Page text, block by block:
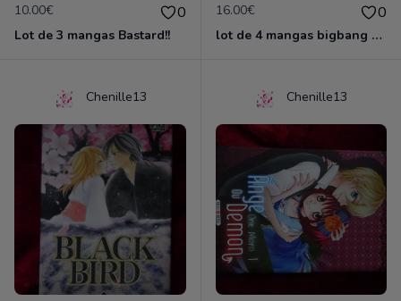
10.00€ 0
Lot de 3 mangas Bastard!!
16.00€ 0
lot de 4 mangas bigbang venus
Chenille13 Chenille13